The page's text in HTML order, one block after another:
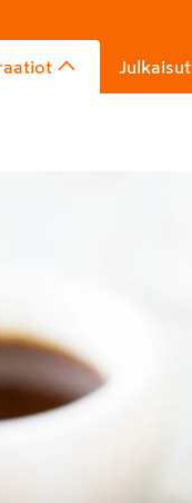
Julkaisut